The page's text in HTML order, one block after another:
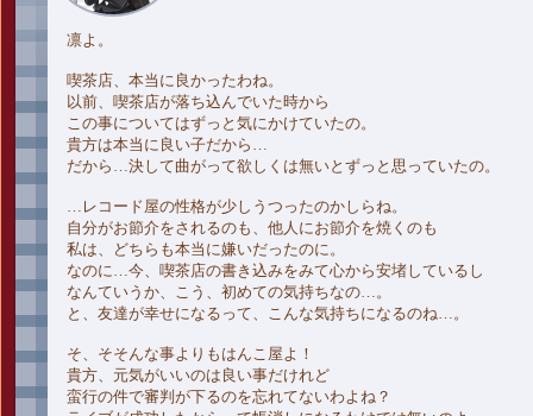
凛よ。
喫茶店、本当に良かったわね。
以前、喫茶店が落ち込んでいた時から
この事についてはずっと気にかけていたの。
貴方は本当に良い子だから…
だから…決して曲がって欲しくは無いとずっと思っていたの。
…レコード屋の性格が少しうつったのかしらね。
自分がお節介をされるのも、他人にお節介を焼くのも
私は、どちらも本当に嫌いだったのに。
なのに…今、喫茶店の書き込みをみて心から安堵しているし
なんていうか、こう、初めての気持ちなの…。
と、友達が幸せになるって、こんな気持ちになるのね…。
そ、そそんな事よりもはんこ屋よ！
貴方、元気がいいのは良い事だけれど
蛮行の件で審判が下るのを忘れてないわよね？